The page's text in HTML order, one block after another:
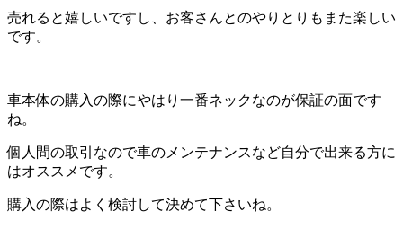
売れると嬉しいですし、お客さんとのやりとりもまた楽しい
です。
車本体の購入の際にやはり一番ネックなのが保証の面です
ね。
個人間の取引なので車のメンテナンスなど自分で出来る方に
はオススメです。
購入の際はよく検討して決めて下さいね。